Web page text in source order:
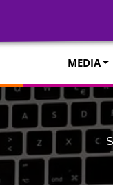
MEDIA